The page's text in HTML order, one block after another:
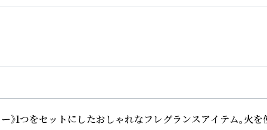
1つをセットにしたおしゃれなフレグランスアイテム。火